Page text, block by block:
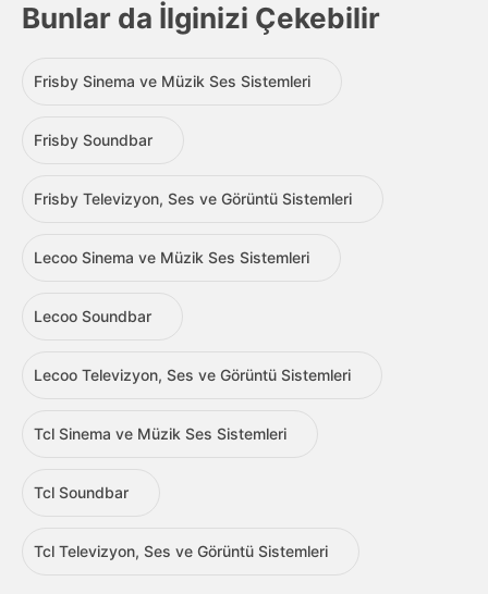
Bunlar da İlginizi Çekebilir
Frisby Sinema ve Müzik Ses Sistemleri
Frisby Soundbar
Frisby Televizyon, Ses ve Görüntü Sistemleri
Lecoo Sinema ve Müzik Ses Sistemleri
Lecoo Soundbar
Lecoo Televizyon, Ses ve Görüntü Sistemleri
Tcl Sinema ve Müzik Ses Sistemleri
Tcl Soundbar
Tcl Televizyon, Ses ve Görüntü Sistemleri